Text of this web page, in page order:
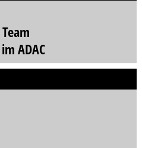
ADAC